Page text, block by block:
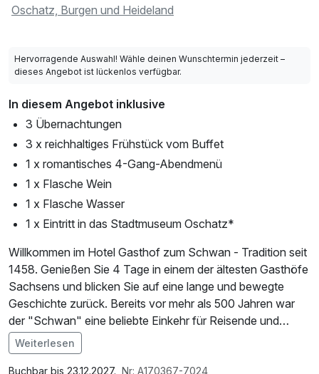
Oschatz, Burgen und Heideland
Hervorragende Auswahl! Wähle deinen Wunschtermin jederzeit –
dieses Angebot ist lückenlos verfügbar.
In diesem Angebot inklusive
3 Übernachtungen
3 x reichhaltiges Frühstück vom Buffet
1 x romantisches 4-Gang-Abendmenü
1 x Flasche Wein
1 x Flasche Wasser
1 x Eintritt in das Stadtmuseum Oschatz*
Willkommen im Hotel Gasthof zum Schwan - Tradition seit
1458. Genießen Sie 4 Tage in einem der ältesten Gasthöfe
Sachsens und blicken Sie auf eine lange und bewegte
Geschichte zurück. Bereits vor mehr als 500 Jahren war
der "Schwan" eine beliebte Einkehr für Reisende und
Einwohner der Umgebung.
Nutzen Sie Ihren Aufenthalt, um weitere Schönheiten
Im Angebot enthalten
Weiterlesen
Buchbar bis 23.12.2027. Nr: A170367-7024